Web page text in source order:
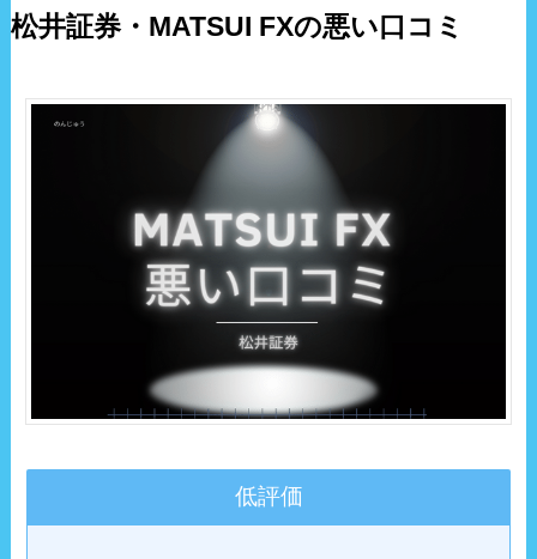
松井証券・MATSUI FXの悪い口コミ
低評価